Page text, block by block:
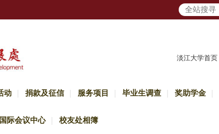
淡江大学首页
动 捐款及征信 服务项目 毕业生调查 奖助学金
际会议中心 校友处相簿